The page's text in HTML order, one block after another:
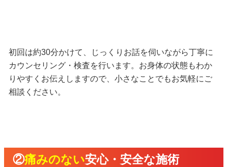
初回は約30分かけて、じっくりお話を伺いながら丁寧に
カウンセリング・検査を行います。お身体の状態もわか
りやすくお伝えしますので、小さなことでもお気軽にご
相談ください。
②痛みのない安心・安全な施術